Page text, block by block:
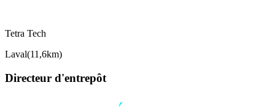
Tetra Tech
Laval(11,6km)
Directeur d'entrepôt